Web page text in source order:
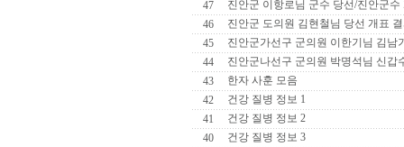
47
진안군 이항로님 군수 당선/진안군수
46
진안군 도의원 김현철님 당선 개표
45
진안군가선구 군의원 이한기님 김남
44
진안군나선구 군의원 박명석님 신갑
43
한자 사훈 모음
42
건강 질병 정보 1
41
건강 질병 정보 2
40
건강 질병 정보 3